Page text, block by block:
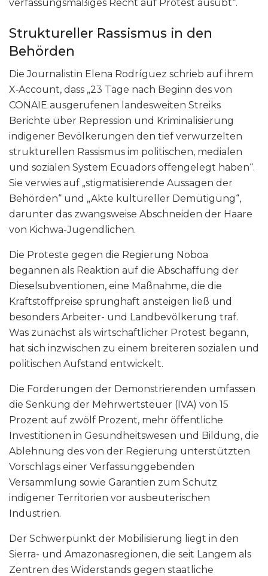
verfassungsmäßiges Recht auf Protest ausübt“.
Struktureller Rassismus in den
Behörden
Die Journalistin Elena Rodríguez schrieb auf ihrem
X‑Account, dass „23 Tage nach Beginn des von
CONAIE ausgerufenen landesweiten Streiks
Berichte über Repression und Kriminalisierung
indigener Bevölkerungen den tief verwurzelten
strukturellen Rassismus im politischen, medialen
und sozialen System Ecuadors offengelegt haben“.
Sie verwies auf „stigmatisierende Aussagen der
Behörden“ und „Akte kultureller Demütigung“,
darunter das zwangsweise Abschneiden der Haare
von Kichwa-Jugendlichen.
Die Proteste gegen die Regierung Noboa
begannen als Reaktion auf die Abschaffung der
Dieselsubventionen, eine Maßnahme, die die
Kraftstoffpreise sprunghaft ansteigen ließ und
besonders Arbeiter- und Landbevölkerung traf.
Was zunächst als wirtschaftlicher Protest begann,
hat sich inzwischen zu einem breiteren sozialen und
politischen Aufstand entwickelt.
Die Forderungen der Demonstrierenden umfassen
die Senkung der Mehrwertsteuer (IVA) von 15
Prozent auf zwölf Prozent, mehr öffentliche
Investitionen in Gesundheitswesen und Bildung, die
Ablehnung des von der Regierung unterstützten
Vorschlags einer Verfassunggebenden
Versammlung sowie Garantien zum Schutz
indigener Territorien vor ausbeuterischen
Industrien.
Der Schwerpunkt der Mobilisierung liegt in den
Sierra- und Amazonasregionen, die seit Langem als
Zentren des Widerstands gegen staatliche